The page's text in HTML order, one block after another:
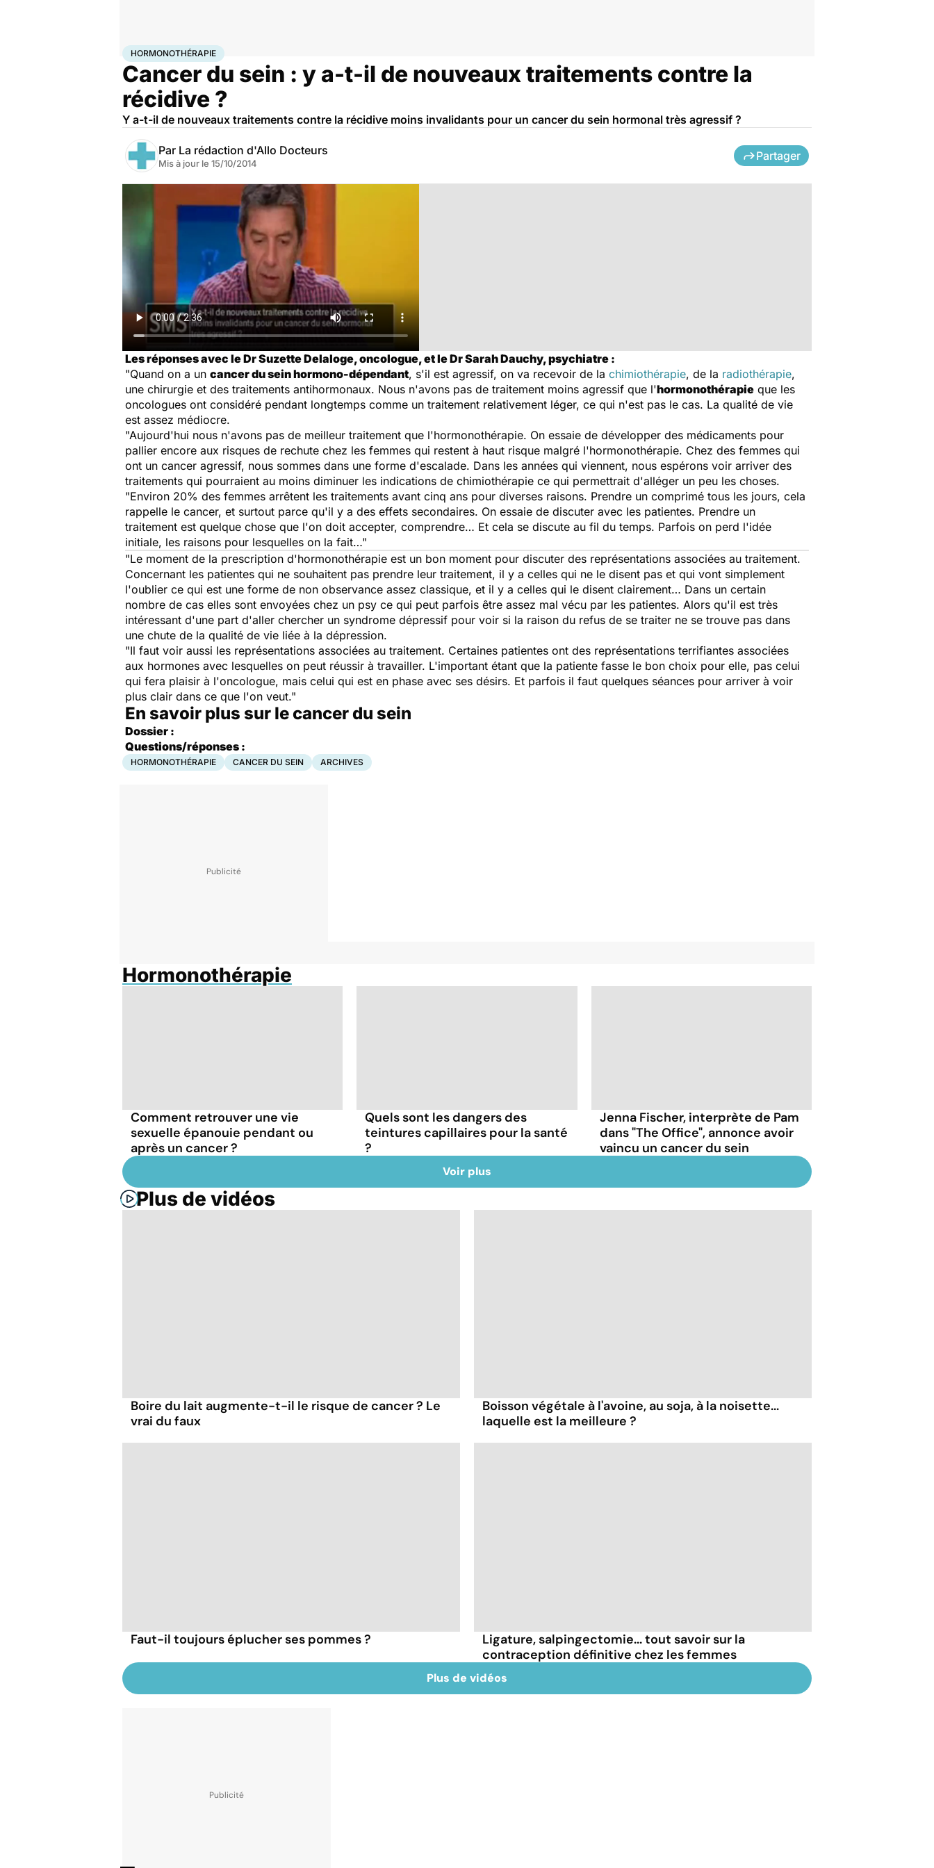
AccueilSantéMaladiesCancer
HORMONOTHÉRAPIE
Cancer du sein : y a-t-il de nouveaux traitements contre la
récidive ?
Y a-t-il de nouveaux traitements contre la récidive moins invalidants pour un cancer du sein hormonal très agressif ?
Par La rédaction d'Allo Docteurs
Mis à jour le 15/10/2014
Partager
Les réponses avec le Dr Suzette Delaloge, oncologue, et le Dr Sarah Dauchy, psychiatre :
"Quand on a un cancer du sein hormono-dépendant, s'il est agressif, on va recevoir de la chimiothérapie, de la radiothérapie,
une chirurgie et des traitements antihormonaux. Nous n'avons pas de traitement moins agressif que l'hormonothérapie que les
oncologues ont considéré pendant longtemps comme un traitement relativement léger, ce qui n'est pas le cas. La qualité de vie
est assez médiocre.
"Aujourd'hui nous n'avons pas de meilleur traitement que l'hormonothérapie. On essaie de développer des médicaments pour
pallier encore aux risques de rechute chez les femmes qui restent à haut risque malgré l'hormonothérapie. Chez des femmes qui
ont un cancer agressif, nous sommes dans une forme d'escalade. Dans les années qui viennent, nous espérons voir arriver des
traitements qui pourraient au moins diminuer les indications de chimiothérapie ce qui permettrait d'alléger un peu les choses.
"Environ 20% des femmes arrêtent les traitements avant cinq ans pour diverses raisons. Prendre un comprimé tous les jours, cela
rappelle le cancer, et surtout parce qu'il y a des effets secondaires. On essaie de discuter avec les patientes. Prendre un
traitement est quelque chose que l'on doit accepter, comprendre… Et cela se discute au fil du temps. Parfois on perd l'idée
initiale, les raisons pour lesquelles on la fait…"
"Le moment de la prescription d'hormonothérapie est un bon moment pour discuter des représentations associées au traitement.
Concernant les patientes qui ne souhaitent pas prendre leur traitement, il y a celles qui ne le disent pas et qui vont simplement
l'oublier ce qui est une forme de non observance assez classique, et il y a celles qui le disent clairement… Dans un certain
nombre de cas elles sont envoyées chez un psy ce qui peut parfois être assez mal vécu par les patientes. Alors qu'il est très
intéressant d'une part d'aller chercher un syndrome dépressif pour voir si la raison du refus de se traiter ne se trouve pas dans
une chute de la qualité de vie liée à la dépression.
"Il faut voir aussi les représentations associées au traitement. Certaines patientes ont des représentations terrifiantes associées
aux hormones avec lesquelles on peut réussir à travailler. L'important étant que la patiente fasse le bon choix pour elle, pas celui
qui fera plaisir à l'oncologue, mais celui qui est en phase avec ses désirs. Et parfois il faut quelques séances pour arriver à voir
plus clair dans ce que l'on veut."
En savoir plus sur le cancer du sein
Dossier :
Questions/réponses :
HORMONOTHÉRAPIE CANCER DU SEIN ARCHIVES
Hormonothérapie
Comment retrouver une vie
sexuelle épanouie pendant ou
après un cancer ?
Quels sont les dangers des
teintures capillaires pour la santé
?
Jenna Fischer, interprète de Pam
dans "The Office", annonce avoir
vaincu un cancer du sein
Voir plus
Plus de vidéos
Boire du lait augmente-t-il le risque de cancer ? Le
vrai du faux
Boisson végétale à l'avoine, au soja, à la noisette...
laquelle est la meilleure ?
Faut-il toujours éplucher ses pommes ?
Ligature, salpingectomie... tout savoir sur la
contraception définitive chez les femmes
Plus de vidéos